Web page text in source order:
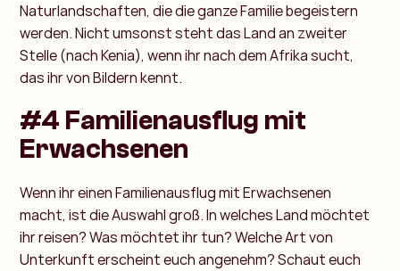
Naturlandschaften, die die ganze Familie begeistern
werden. Nicht umsonst steht das Land an zweiter
Stelle (nach Kenia), wenn ihr nach dem Afrika sucht,
das ihr von Bildern kennt.
#4 Familienausflug mit
Erwachsenen
Wenn ihr einen Familienausflug mit Erwachsenen
macht, ist die Auswahl groß. In welches Land möchtet
ihr reisen? Was möchtet ihr tun? Welche Art von
Unterkunft erscheint euch angenehm? Schaut euch